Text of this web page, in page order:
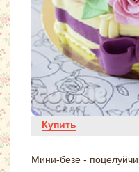
Купить
Мини-безе -